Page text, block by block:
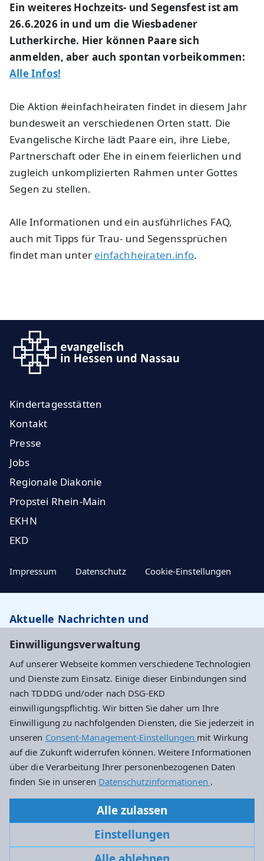
Einwilligungsverwaltung
Auf unserer Webseite kommen verschiedene Technologien
und Dienste zum Einsatz. Einige dieser Einbindungen sind
nach TDDDG und/oder nach DSG-EKD
einwilligungspflichtig. Wir bitten Sie daher um Ihre
Einwilligung zu nachfolgenden Diensten, die Sie jederzeit in
unseren Consent-Management-Einstellungen mit Wirkung
auf die Zukunft widerrufen können. Weitere Informationen
über die Verarbeitung Ihrer personenbezogenen Daten
finden Sie in unseren Datenschutzinformationen .
Alle zulassen
Einstellungen
Ein weiteres Hochzeits- und Segensfest ist am
26.6.2026 in und um die Wiesbadener
Lutherkirche. Hier können Paare sich
anmelden, aber auch spontan vorbeikommen:
Alle Infos!
Die Aktion #einfachheiraten findet in diesem Jahr
bundesweit an verschiedenen Orten statt. Die
Evangelische Kirche lädt Paare ein, ihre Liebe,
Partnerschaft oder Ehe in einem feierlichen und
zugleich unkomplizierten Rahmen unter Gottes
Segen zu stellen.
Alle Informationen und ein ausführliches FAQ,
auch mit Tipps für Trau- und Segenssprüchen
findet man unter einfachheiraten.info.
Kindertagesstätten
Kontakt
Presse
Jobs
Regionale Diakonie
Propstei Rhein-Main
EKHN
EKD
Impressum Datenschutz Cookie-Einstellungen
Aktuelle Nachrichten und
Newsletter abonnieren
Evangelisches Dekanat Wiesbaden
Haus an der Marktkirche
Schlossplatz 4
65183 Wiesbaden
dekanat.wiesbaden@ekhn.de